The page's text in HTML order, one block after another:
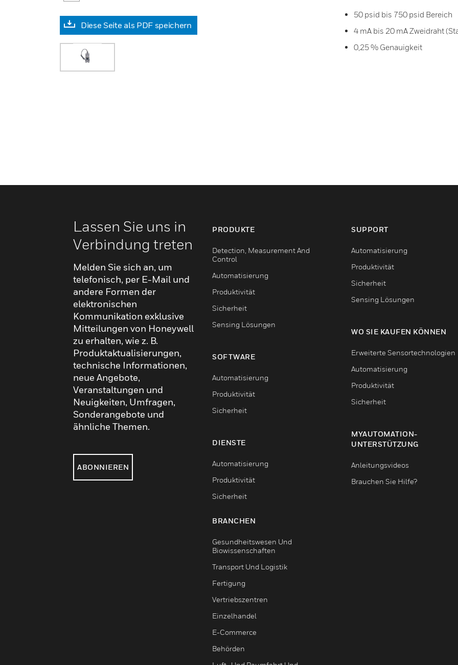
Diese Seite als PDF speichern
50 psid bis 750 psid Bereich
4 mA bis 20 mA Zweidraht
0,25 % Genauigkeit
Lassen Sie uns in
Verbindung treten
Melden Sie sich an, um
telefonisch, per E-Mail und
andere Formen der
elektronischen
Kommunikation exklusive
Mitteilungen von Honeywell
zu erhalten, wie z. B.
Produktaktualisierungen,
technische Informationen,
neue Angebote,
Veranstaltungen und
Neuigkeiten, Umfragen,
Sonderangebote und
ähnliche Themen.
ABONNIEREN
PRODUKTE
Detection, Measurement And
Control
Automatisierung
Produktivität
Sicherheit
Sensing Lösungen
SOFTWARE
Automatisierung
Produktivität
Sicherheit
DIENSTE
Automatisierung
Produktivität
Sicherheit
BRANCHEN
Gesundheitswesen Und
Biowissenschaften
Transport Und Logistik
Fertigung
Vertriebszentren
Einzelhandel
E-Commerce
Behörden
SUPPORT
Automatisierung
Produktivität
Sicherheit
Sensing Lösungen
WO SIE KAUFEN KÖNNEN
Erweiterte Sensortechnologien
Automatisierung
Produktivität
Sicherheit
MYAUTOMATION-
UNTERSTÜTZUNG
Anleitungsvideos
Brauchen Sie Hilfe?